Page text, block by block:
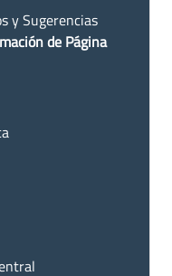
y Sugerencias
de Página